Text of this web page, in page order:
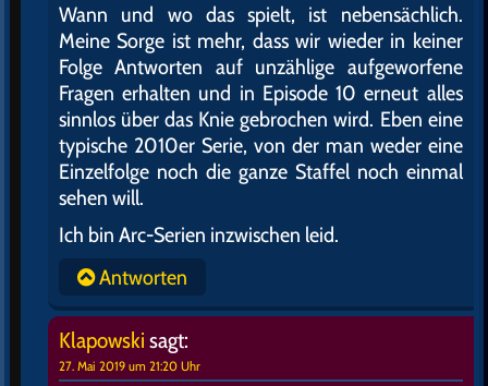
Wann und wo das spielt, ist nebensächlich.
Meine Sorge ist mehr, dass wir wieder in keiner
Folge Antworten auf unzählige aufgeworfene
Fragen erhalten und in Episode 10 erneut alles
sinnlos über das Knie gebrochen wird. Eben eine
typische 2010er Serie, von der man weder eine
Einzelfolge noch die ganze Staffel noch einmal
sehen will.
Ich bin Arc-Serien inzwischen leid.
Antworten
Klapowski sagt:
27. Mai 2019 um 21:20 Uhr